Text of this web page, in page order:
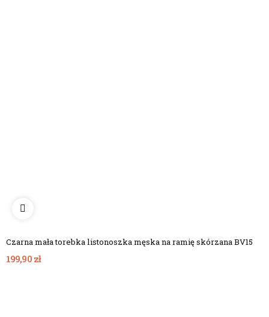
Czarna mała torebka listonoszka męska na ramię skórzana BV15
199,90 zł